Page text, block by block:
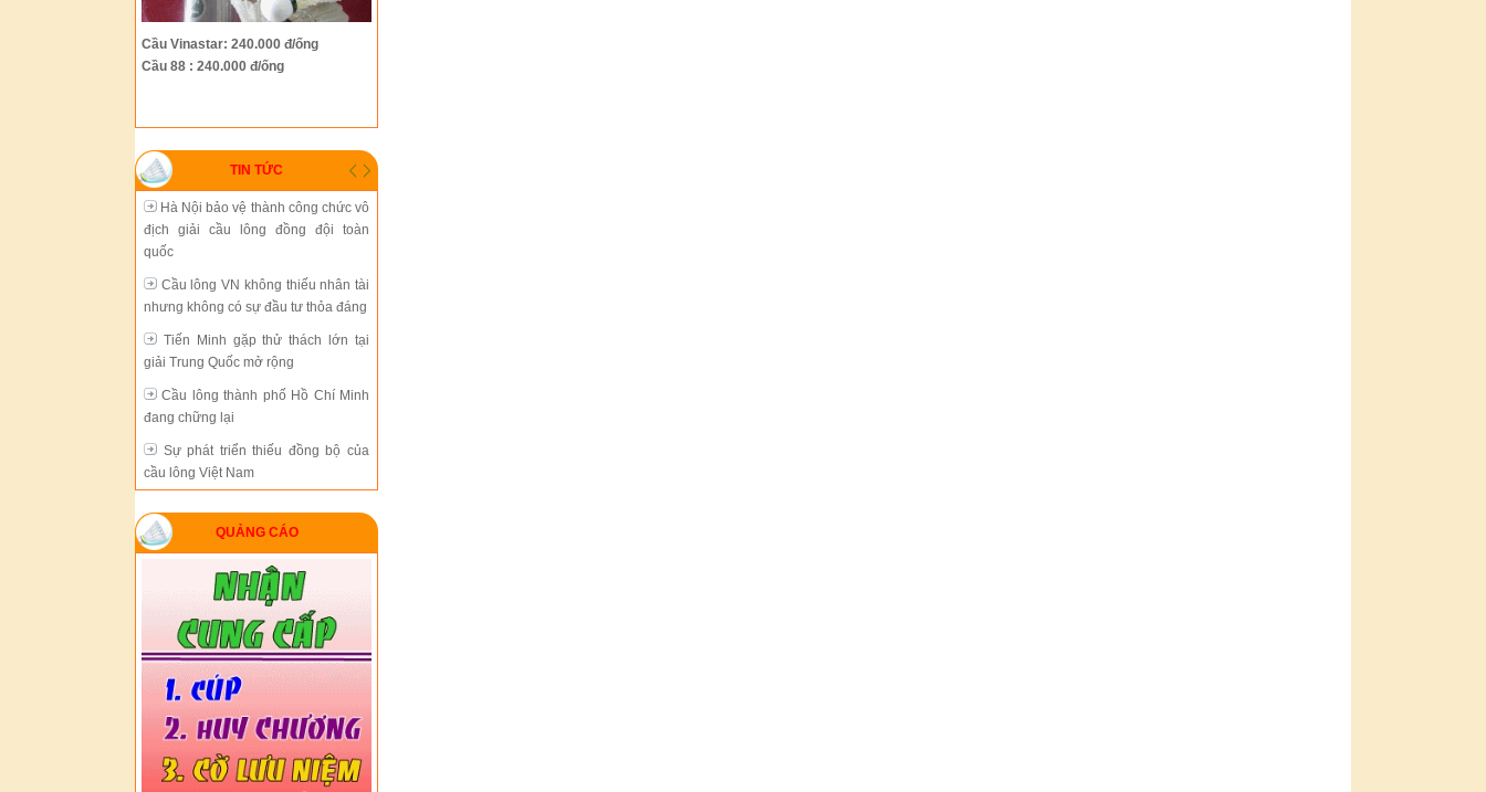
Cầu Vinastar: 240.000 đ/ống
Cầu 88 : 240.000 đ/ống
TIN TỨC
nhưng không có sự đầu tư thỏa đáng
Tiến Minh gặp thử thách lớn tại
giải Trung Quốc mở rộng
Sự phát triển thiếu đồng bộ của
cầu lông Việt Nam
Hà Nội bảo vệ thành công chức vô
địch giải cầu lông đồng đội toàn
quốc
Cầu lông VN không thiếu nhân tài
nhưng không có sự đầu tư thỏa đáng
Tiến Minh gặp thử thách lớn tại
giải Trung Quốc mở rộng
Cầu lông thành phố Hồ Chí Minh
đang chững lại
Sự phát triển thiếu đồng bộ của
cầu lông Việt Nam
địch giải cầu lông đồng đội toàn
quốc
Cầu lông VN không thiếu nhân tài
nhưng không có sự đầu tư thỏa đáng
Tiến Minh gặp thử thách lớn tại
giải Trung Quốc mở rộng
Cầu lông thành phố Hồ Chí Minh
đang chững lại
Sự phát triển thiếu đồng bộ của
cầu lông Việt Nam
QUẢNG CÁO